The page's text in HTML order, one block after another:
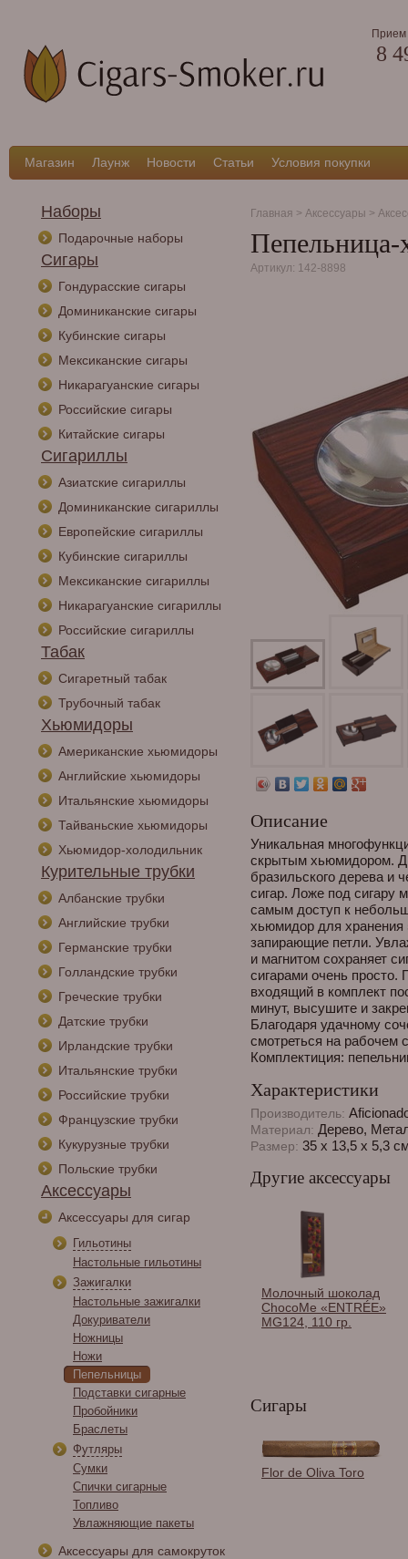
Прием
8
Магазин Лаунж Новости Статьи Условия покупки
Наборы
Подарочные наборы
Сигары
Гондурасские сигары
Доминиканские сигары
Кубинские сигары
Мексиканские сигары
Никарагуанские сигары
Российские сигары
Китайские сигары
Сигариллы
Азиатские сигариллы
Доминиканские сигариллы
Европейские сигариллы
Кубинские сигариллы
Мексиканские сигариллы
Никарагуанские сигариллы
Российские сигариллы
Табак
Сигаретный табак
Трубочный табак
Хьюмидоры
Американские хьюмидоры
Английские хьюмидоры
Итальянские хьюмидоры
Тайваньские хьюмидоры
Хьюмидор-холодильник
Курительные трубки
Албанские трубки
Английские трубки
Германские трубки
Голландские трубки
Греческие трубки
Датские трубки
Ирландские трубки
Итальянские трубки
Российские трубки
Французские трубки
Кукурузные трубки
Польские трубки
Аксессуары
Аксессуары для сигар
Гильотины
Настольные гильотины
Зажигалки
Настольные зажигалки
Докуриватели
Ножницы
Ножи
Пепельницы
Подставки сигарные
Пробойники
Браслеты
Футляры
Сумки
Спички сигарные
Топливо
Увлажняющие пакеты
Аксессуары для самокруток
Главная > Аксессуары >
Артикул: 142-8898
Описание
Уникальная
скрытым хьюмидором.
бразильского дерева и
сигар. Ложе под сигару
самым доступ к
хьюмидор для хранения
запирающие петли.
и магнитом сохраняет
сигарами очень просто.
входящий в комплект
минут, высушите и
Благодаря удачному
смотреться на рабочем
Комплектиция:
Характеристики
Производитель:
Материал: Дерево,
Размер: 35 х 13,5 х 5,3
Другие аксессуары
Молочный шоколад
ChocoMe «ENTRÉE»
MG124, 110 гр.
Зажигалка Les Fines
Сигары
Flor de Oliva Toro